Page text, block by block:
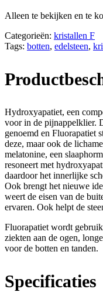
Alleen te bekijken en te
Categorieën: kristallen F
Tags: botten, edelsteen,
Hydroxyapatiet, een
voor in de pijnappelklier.
genoemd en Fluorapatiet
deze, maar ook de
melatonine, een
resoneert met
daardoor het innerlijke
Ook brengt het nieuwe
weert de eisen van de
ervaren. Ook helpt de
Fluorapatiet wordt
ziekten aan de ogen,
voor de botten en tanden.
Specificaties